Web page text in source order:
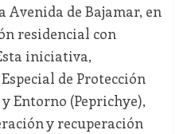
Avenida de Bajamar, en
residencial con
iniciativa,
de Protección
Entorno (Peprichye),
y recuperación